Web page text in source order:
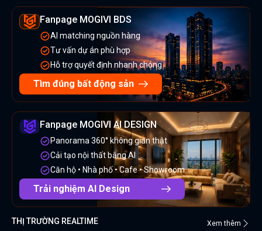
Fanpage MOGIVI BDS
AI matching nguồn hàng
Tư vấn dự án phù hợp
Hỗ trợ quyết định nhanh chóng
Tìm đúng bất động sản
Fanpage MOGIVI AI DESIGN
Panorama 360° không gian thật
Cải tạo nội thất bằng AI
Căn hộ • Nhà phố • Cafe • Showroom
Trải nghiệm AI Design
THỊ TRƯỜNG REALTIME Xem thêm